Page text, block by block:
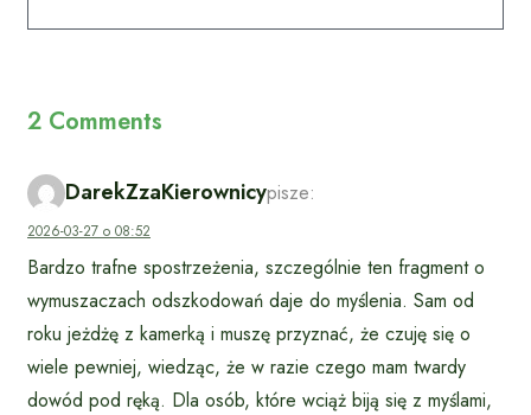
2 Comments
DarekZzaKierownicypisze:
2026-03-27 o 08:52
Bardzo trafne spostrzeżenia, szczególnie ten fragment o
wymuszaczach odszkodowań daje do myślenia. Sam od
roku jeżdżę z kamerką i muszę przyznać, że czuję się o
wiele pewniej, wiedząc, że w razie czego mam twardy
dowód pod ręką. Dla osób, które wciąż biją się z myślami,